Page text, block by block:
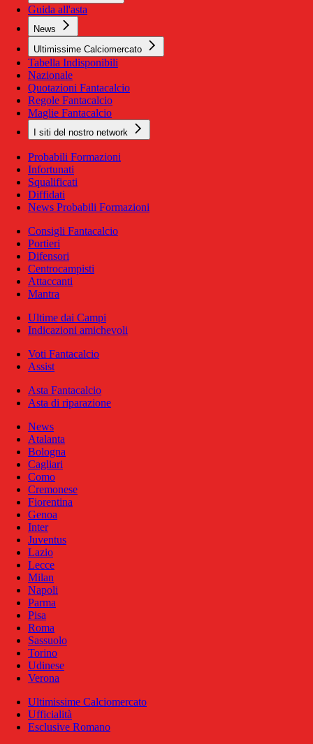
Guida all'asta
News
Ultimissime Calciomercato
Tabella Indisponibili
Nazionale
Quotazioni Fantacalcio
Regole Fantacalcio
Maglie Fantacalcio
I siti del nostro network
Probabili Formazioni
Infortunati
Squalificati
Diffidati
News Probabili Formazioni
Consigli Fantacalcio
Portieri
Difensori
Centrocampisti
Attaccanti
Mantra
Ultime dai Campi
Indicazioni amichevoli
Voti Fantacalcio
Assist
Asta Fantacalcio
Asta di riparazione
News
Atalanta
Bologna
Cagliari
Como
Cremonese
Fiorentina
Genoa
Inter
Juventus
Lazio
Lecce
Milan
Napoli
Parma
Pisa
Roma
Sassuolo
Torino
Udinese
Verona
Ultimissime Calciomercato
Ufficialità
Esclusive Romano